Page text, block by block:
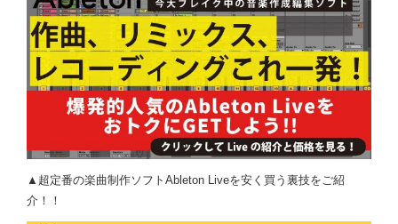
▲超定番の楽曲制作ソフトAbleton Liveを安く買う裏技をご紹
介！！